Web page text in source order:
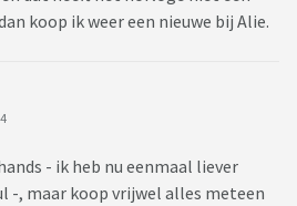
koop ik weer een nieuwe bij Alie.
- ik heb nu eenmaal liever
-, maar koop vrijwel alles meteen